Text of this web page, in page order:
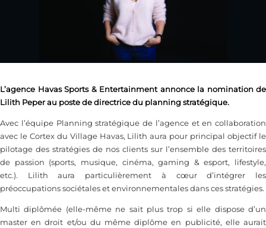
L’agence Havas Sports & Entertainment annonce la nomination de
Lilith Peper au poste de directrice du planning stratégique.
Avec l’équipe Planning stratégique de l’agence et en collaboration
avec le Cortex du Village Havas, Lilith aura pour principal objectif le
pilotage des stratégies de nos clients sur l’ensemble des territoires
de passion (sports, musique, cinéma, gaming & esport, lifestyle,
etc.). Lilith aura particulièrement à cœur d’intégrer les
préoccupations sociétales et environnementales dans ces stratégies.
Multi diplômée (elle-même ne sait plus trop si elle dispose d’un
master en droit et/ou du même diplôme en publicité, elle aurait